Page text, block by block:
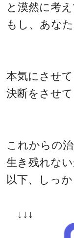
と漠然に考え
もし、あな
本気にさせ
決断をさせ
これからの
生き残れな
以下、しっ
↓↓↓